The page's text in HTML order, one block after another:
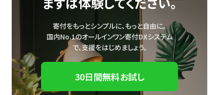
寄付をもっとシンプルに、もっと自由に。
国内No.1のオールインワン寄付DXシステム
で、支援をはじめましょう。
30日間無料お試し